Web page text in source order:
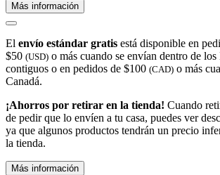
Más información
El envío estándar gratis está disponible en
$50 (USD) o más cuando se envían dentro de
contiguos o en pedidos de $100 (CAD) o más
Canadá.
¡Ahorros por retirar en la tienda! Cuando
de pedir que lo envíen a tu casa, puedes ver
ya que algunos productos tendrán un precio
la tienda.
Más información